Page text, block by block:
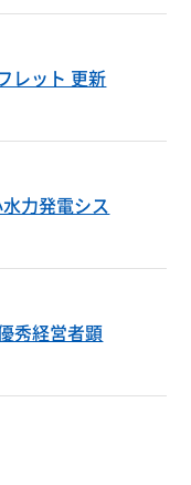
レット 更新
力発電シス
秀経営者顕